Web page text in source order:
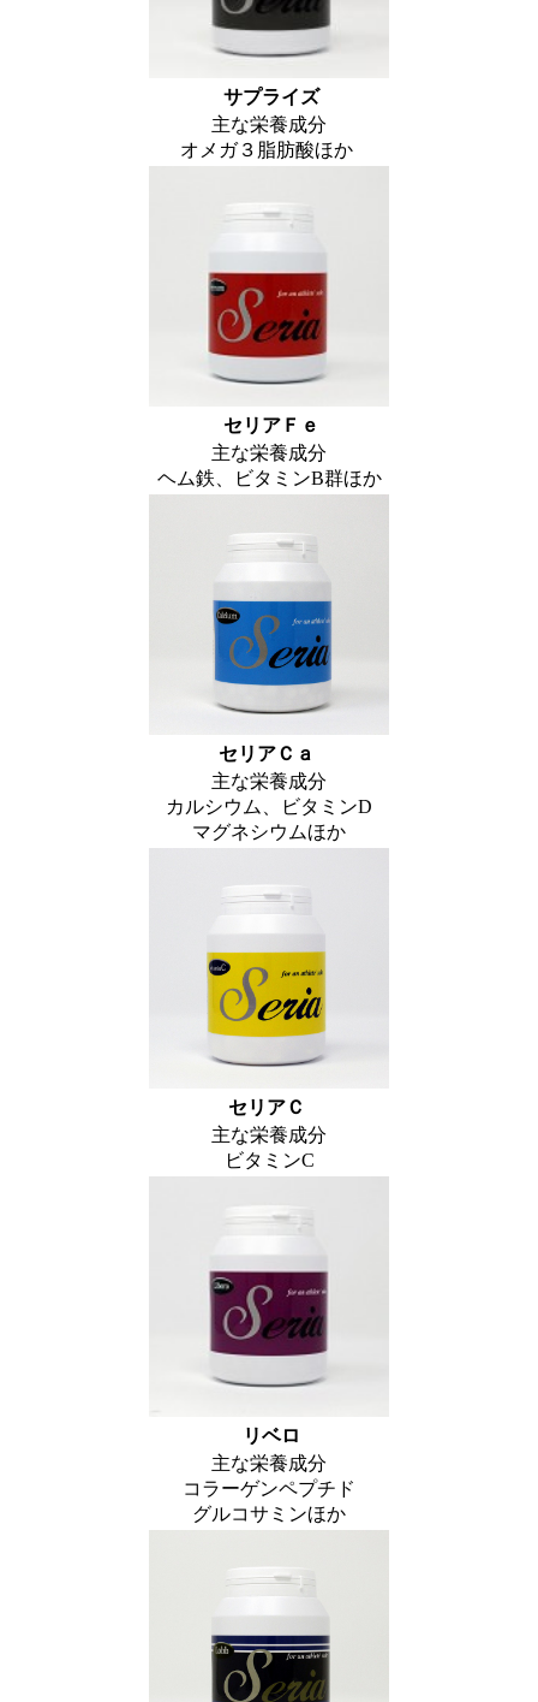
サプライズ
主な栄養成分
オメガ３脂肪酸ほか
セリアＦｅ
主な栄養成分
ヘム鉄、ビタミンB群ほか
セリアＣａ
主な栄養成分
カルシウム、ビタミンD
マグネシウムほか
セリアＣ
主な栄養成分
ビタミンC
リベロ
主な栄養成分
コラーゲンペプチド
グルコサミンほか